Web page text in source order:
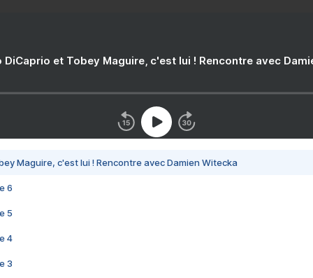
DiCaprio et Tobey Maguire, c'est lui ! Rencontre avec
Maguire, c'est lui ! Rencontre avec Damien Witecka
6
5
4
3